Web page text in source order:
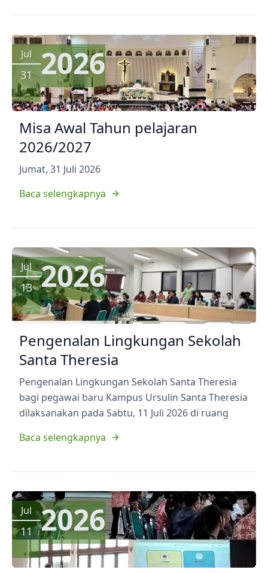
Jul
31 2026
Misa Awal Tahun pelajaran
2026/2027
Jumat, 31 Juli 2026
Baca selengkapnya
Jul
13 2026
Pengenalan Lingkungan Sekolah
Santa Theresia
Pengenalan Lingkungan Sekolah Santa Theresia
bagi pegawai baru Kampus Ursulin Santa Theresia
dilaksanakan pada Sabtu, 11 Juli 2026 di ruang
Baca selengkapnya
Jul
11 2026